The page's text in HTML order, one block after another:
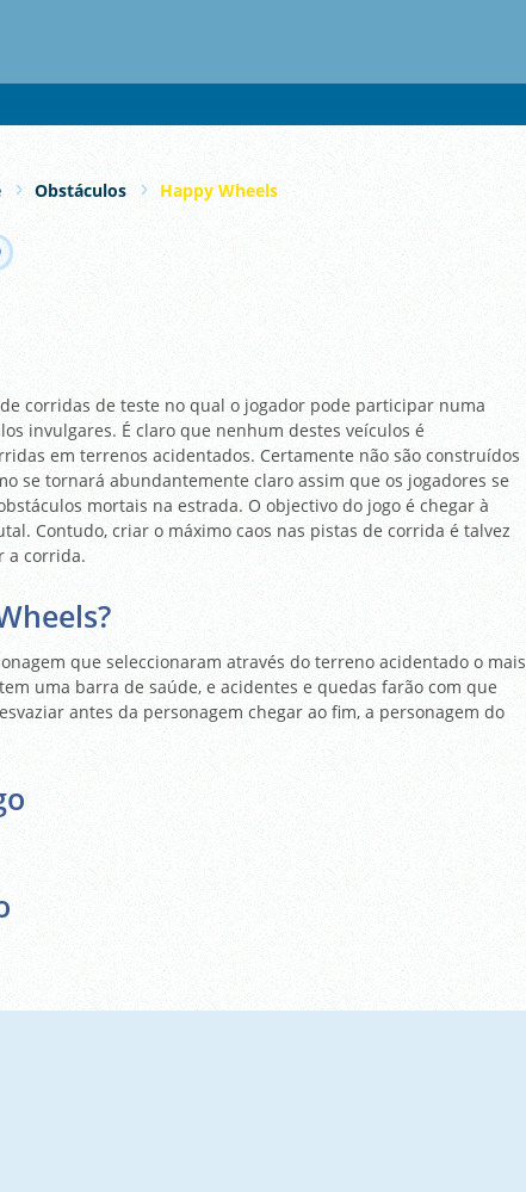
Obstáculos Happy Wheels
corridas de teste no qual o jogador pode participar numa
invulgares. É claro que nenhum destes veículos é
em terrenos acidentados. Certamente não são construídos
se tornará abundantemente claro assim que os jogadores se
mortais na estrada. O objectivo do jogo é chegar à
Contudo, criar o máximo caos nas pistas de corrida é talvez
a corrida.
que seleccionaram através do terreno acidentado o mais
uma barra de saúde, e acidentes e quedas farão com que
antes da personagem chegar ao fim, a personagem do